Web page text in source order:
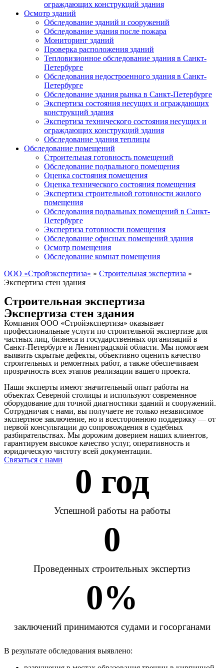
ограждающих конструкций здания
Осмотр зданий
Обследование зданий и сооружений
Обследование здания после пожара
Мониторинг зданий
Проверка расположения зданий
Тепловизионное обследование здания в Санкт-
Петербурге
Обследования недостроенного здания в Санкт-
Петербурге
Обследование здания рынка в Санкт-Петербурге
Экспертиза состояния несущих и ограждающих
конструкций здания
Экспертиза технического состояния несущих и
ограждающих конструкций здания
Обследование здания теплицы
Обследование помещений
Строительная готовность помещений
Обследование подвального помещения
Оценка состояния помещения
Оценка технического состояния помещения
Экспертиза строительной готовности жилого
помещения
Обследования подвальных помещений в Санкт-
Петербурге
Экспертиза готовности помещения
Обследование офисных помещений здания
Осмотр помещения
Обследование комнат помещения
ООО «Стройэкспертиза» » Строительная экспертиза »
Экспертиза стен здания
Строительная экспертиза
Экспертиза стен здания
Компания ООО «Стройэкспертиза» оказывает
профессиональные услуги по строительной экспертизе для
частных лиц, бизнеса и государственных организаций в
Санкт-Петербурге и Ленинградской области. Мы помогаем
выявить скрытые дефекты, объективно оценить качество
строительных и ремонтных работ, а также обеспечиваем
прозрачность всех этапов реализации вашего проекта.
Наши эксперты имеют значительный опыт работы на
объектах Северной столицы и используют современное
оборудование для точной диагностики зданий и сооружений.
Сотрудничая с нами, вы получаете не только независимое
экспертное заключение, но и всестороннюю поддержку — от
первой консультации до сопровождения в судебных
разбирательствах. Мы дорожим доверием наших клиентов,
гарантируем высокое качество услуг, оперативность и
юридическую чистоту всей документации.
Связаться с нами
0 год
Успешной работы на работы
0
Проведенных строительных экспертиз
0%
заключений принимаются судами и госорганами
В результате обследования выявлено: